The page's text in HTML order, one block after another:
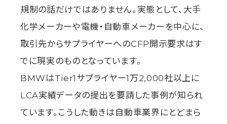
規制の話だけではありません。実態として、大手
化学メーカーや電機・自動車メーカーを中心に、
取引先からサプライヤーへのCFP開示要求はす
でに現実のものとなっています。
BMWはTier1サプライヤー1万2,000社以上に
LCA実績データの提出を要請した事例が知られ
ています。こうした動きは自動車業界にとどまら